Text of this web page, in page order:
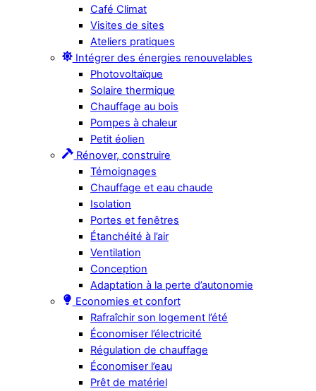
Café Climat
Visites de sites
Ateliers pratiques
Intégrer des énergies renouvelables
Photovoltaïque
Solaire thermique
Chauffage au bois
Pompes à chaleur
Petit éolien
Rénover, construire
Témoignages
Chauffage et eau chaude
Isolation
Portes et fenêtres
Étanchéité à l’air
Ventilation
Conception
Adaptation à la perte d’autonomie
Economies et confort
Rafraîchir son logement l’été
Économiser l’électricité
Régulation de chauffage
Économiser l’eau
Prêt de matériel